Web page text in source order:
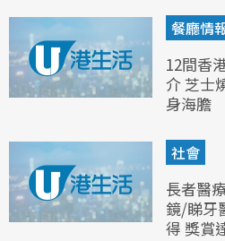
餐廳情
12間香
介 芝士
身海膽
社會
長者醫
鏡/睇牙
得 獎賞